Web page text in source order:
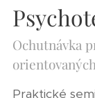
Ochutnávka
Praktické